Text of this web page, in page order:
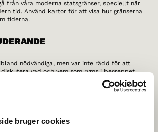
bruger cookies
från våra moderna statsgränser, speciellt när
tid. Använd kartor för att visa hur gränserna
tiderna.
nödvändiga, men var inte rädd för att
vad och vem som ryms i begreppet
historia, till exempel relationen mellan
samernas rättigheter och identitet, och glöm
KLASSRUMMET